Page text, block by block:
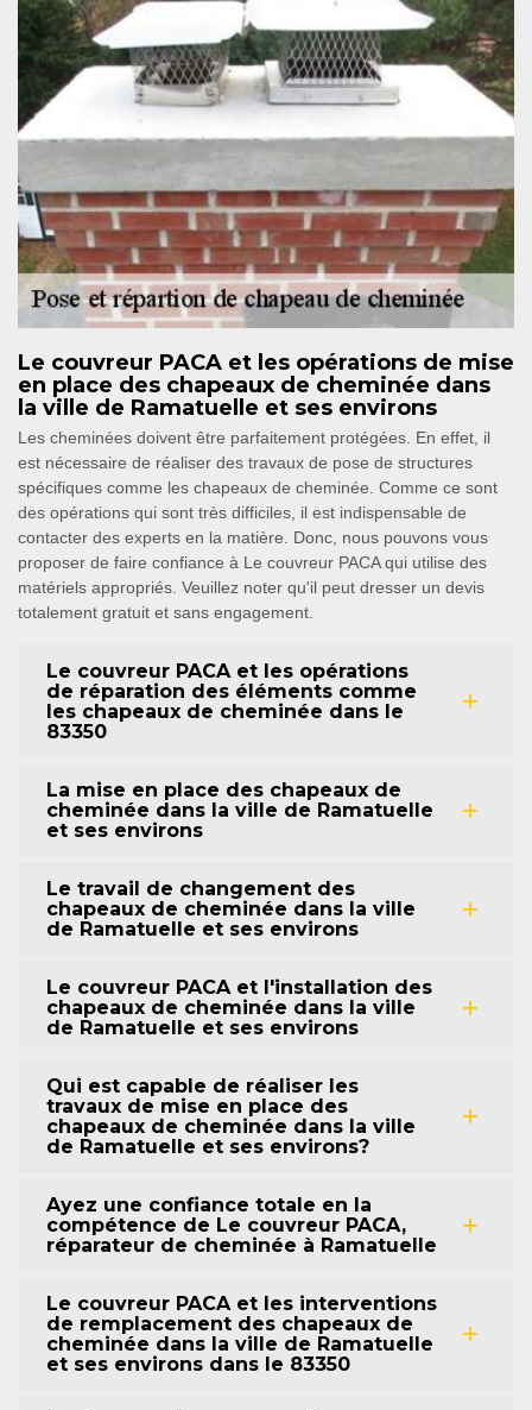
Le couvreur PACA et les opérations de mise
en place des chapeaux de cheminée dans
la ville de Ramatuelle et ses environs
Les cheminées doivent être parfaitement protégées. En effet, il
est nécessaire de réaliser des travaux de pose de structures
spécifiques comme les chapeaux de cheminée. Comme ce sont
des opérations qui sont très difficiles, il est indispensable de
contacter des experts en la matière. Donc, nous pouvons vous
proposer de faire confiance à Le couvreur PACA qui utilise des
matériels appropriés. Veuillez noter qu'il peut dresser un devis
totalement gratuit et sans engagement.
Le couvreur PACA et les opérations
de réparation des éléments comme
les chapeaux de cheminée dans le
83350
La mise en place des chapeaux de
cheminée dans la ville de Ramatuelle
et ses environs
Le travail de changement des
chapeaux de cheminée dans la ville
de Ramatuelle et ses environs
Le couvreur PACA et l'installation des
chapeaux de cheminée dans la ville
de Ramatuelle et ses environs
Qui est capable de réaliser les
travaux de mise en place des
chapeaux de cheminée dans la ville
de Ramatuelle et ses environs?
Ayez une confiance totale en la
compétence de Le couvreur PACA,
réparateur de cheminée à Ramatuelle
Le couvreur PACA et les interventions
de remplacement des chapeaux de
cheminée dans la ville de Ramatuelle
et ses environs dans le 83350